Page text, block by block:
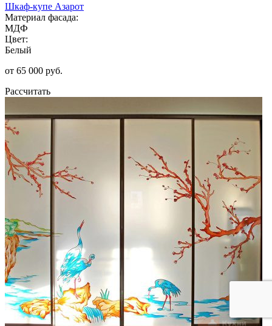
Шкаф-купе Азарот
Материал фасада:
МДФ
Цвет:
Белый
от 65 000 руб.
Рассчитать